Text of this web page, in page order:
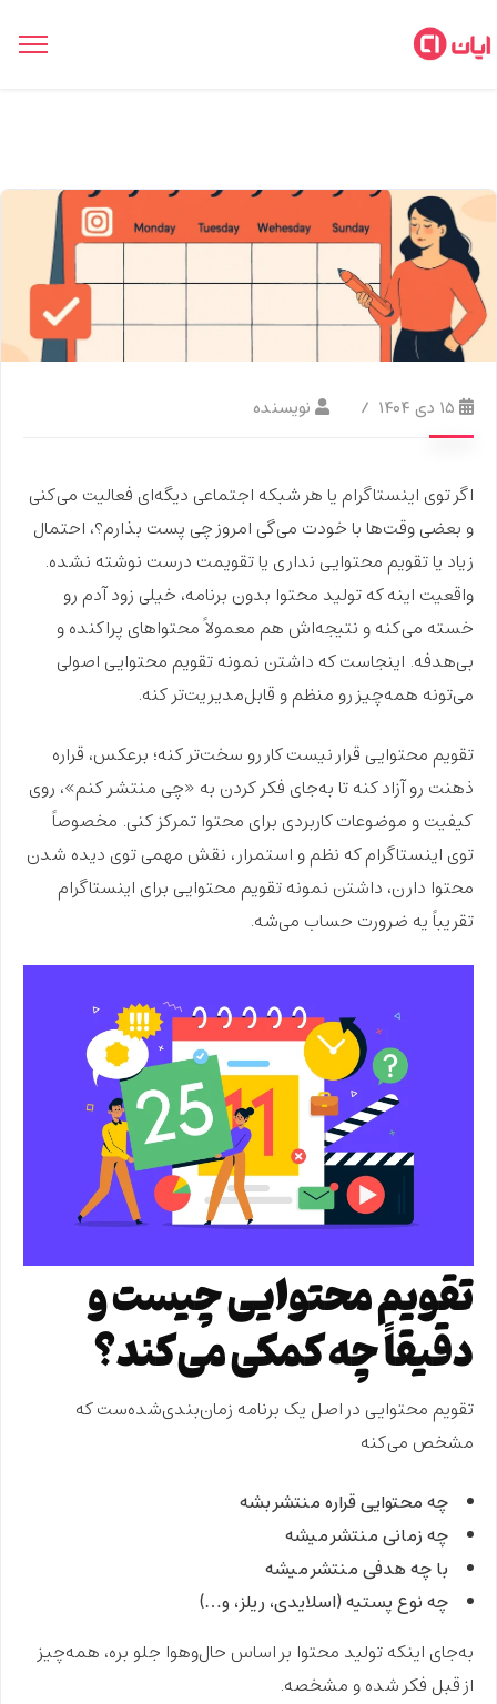
۱۵ دی ۱۴۰۴ نویسنده
اگر توی اینستاگرام یا هر شبکه اجتماعی دیگه‌ای فعالیت می‌کنی
و بعضی وقت‌ها با خودت می‌گی امروز چی پست بذارم؟، احتمال
زیاد یا تقویم محتوایی نداری یا تقویمت درست نوشته نشده.
واقعیت اینه که تولید محتوا بدون برنامه، خیلی زود آدم رو
خسته می‌کنه و نتیجه‌اش هم معمولاًمحتواهای پراکنده و
بی‌هدفه. اینجاست که داشتن نمونه تقویم محتوایی اصولی
می‌تونه همه‌چیز رو منظم و قابل‌مدیریت‌تر کنه.
تقویم محتوایی قرار نیست کار رو سخت‌تر کنه؛ برعکس، قراره
ذهنت رو آزاد کنه تا به‌جای فکر کردن به «چی منتشر کنم»، روی
کیفیتوموضوعات کاربردی برای محتوا تمرکز کنی. مخصوصاً
توی اینستاگرام که نظم و استمرار، نقش مهمی توی دیده شدن
محتوا دارن، داشتن نمونه تقویم محتوایی برای اینستاگرام
تقریباً یه ضرورت حساب می‌شه.
تقویم محتوایی چیست و
دقیقاً چه کمکی می‌کند؟
تقویم محتوایی در اصل یک برنامه زمان‌بندی‌شده‌ستکه
مشخص می‌کنه
چه محتوایی قراره منتشر بشه
چه زمانی منتشر میشه
با چه هدفی منتشر میشه
چه نوع پستیه (اسلایدی، ریلز، و…)
به‌جای اینکه تولید محتوا بر اساس حال‌وهوا جلو بره، همه‌چیز
از قبل فکر شدهو مشخصه.